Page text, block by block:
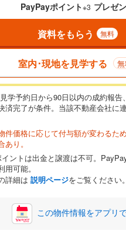
PayPayポイント※3 プレゼ
資料をもらう 無料
室内･現地を見学する
学予約日から90日以内の成約報告
済完了が条件。当該不動産会社に
件価格に応じて付与額が変わるた
り。
ントは出金と譲渡は不可。
用可能。
詳細は 説明ページをご覧ください。
この物件情報をアプリ